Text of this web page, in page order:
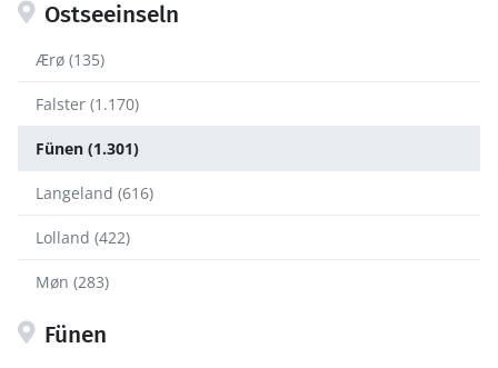
Ostseeinseln
Ærø (135)
Falster (1.170)
Fünen (1.301)
Langeland (616)
Lolland (422)
Møn (283)
Fünen